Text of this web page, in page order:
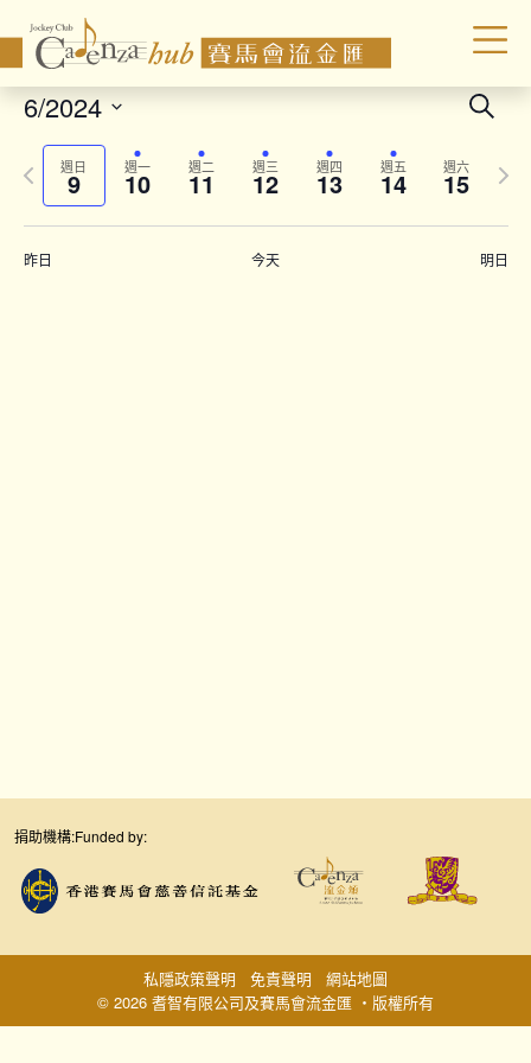
and
Search
6/2024
Select
date.週日
9 週一
10 週二
11 週三
12 週四
13 週五
14 週六
15
Previous
week
Next
昨日 今天 明日
捐助機構:Funded by:
© 2026 耆智有限公司及賽馬會流金匯 ‧版權所有
私隱政策聲明 免責聲明 網站地圖